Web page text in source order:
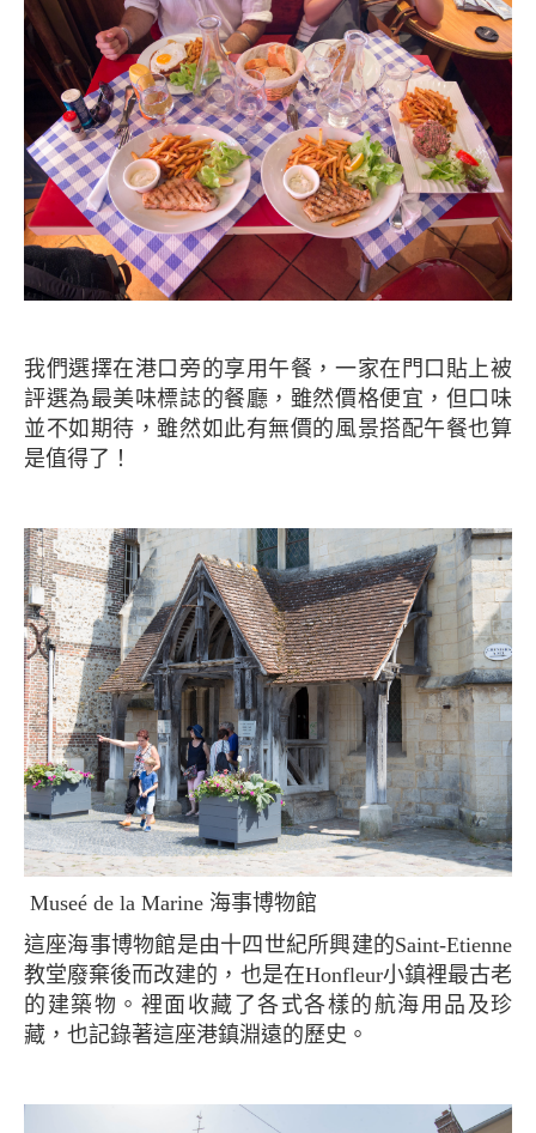
我們選擇在港口旁的享用午餐，一家在門口貼上被
評選為最美味標誌的餐廳，雖然價格便宜，但口味
並不如期待，雖然如此有無價的風景搭配午餐也算
是值得了！
Museé de la Marine 海事博物館
這座海事博物館是由十四世紀所興建的Saint-Etienne
教堂廢棄後而改建的，也是在Honfleur小鎮裡最古老
的建築物。裡面收藏了各式各樣的航海用品及珍
藏，也記錄著這座港鎮淵遠的歷史。